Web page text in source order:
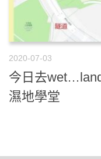
2020-07-03
今日去
濕地學堂